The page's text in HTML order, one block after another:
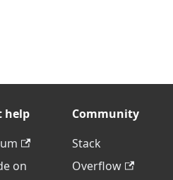
help
on
Community
Stack
Overflow